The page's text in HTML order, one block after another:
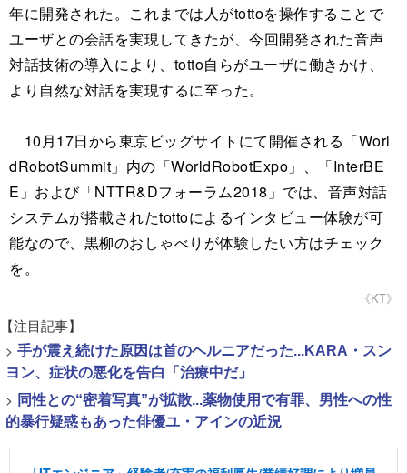
年に開発された。これまでは人がtottoを操作することで
ユーザとの会話を実現してきたが、今回開発された音声
対話技術の導入により、totto自らがユーザに働きかけ、
より自然な対話を実現するに至った。
10月17日から東京ビッグサイトにて開催される「Worl
dRobotSummit」内の「WorldRobotExpo」、「InterBE
E」および「NTTR&Dフォーラム2018」では、音声対話
システムが搭載されたtottoによるインタビュー体験が可
能なので、黒柳のおしゃべりが体験したい方はチェック
を。
《KT》
【注目記事】
> 手が震え続けた原因は首のヘルニアだった...KARA・スン
ヨン、症状の悪化を告白「治療中だ」
> 同性との“密着写真”が拡散...薬物使用で有罪、男性への性
的暴行疑惑もあった俳優ユ・アインの近況